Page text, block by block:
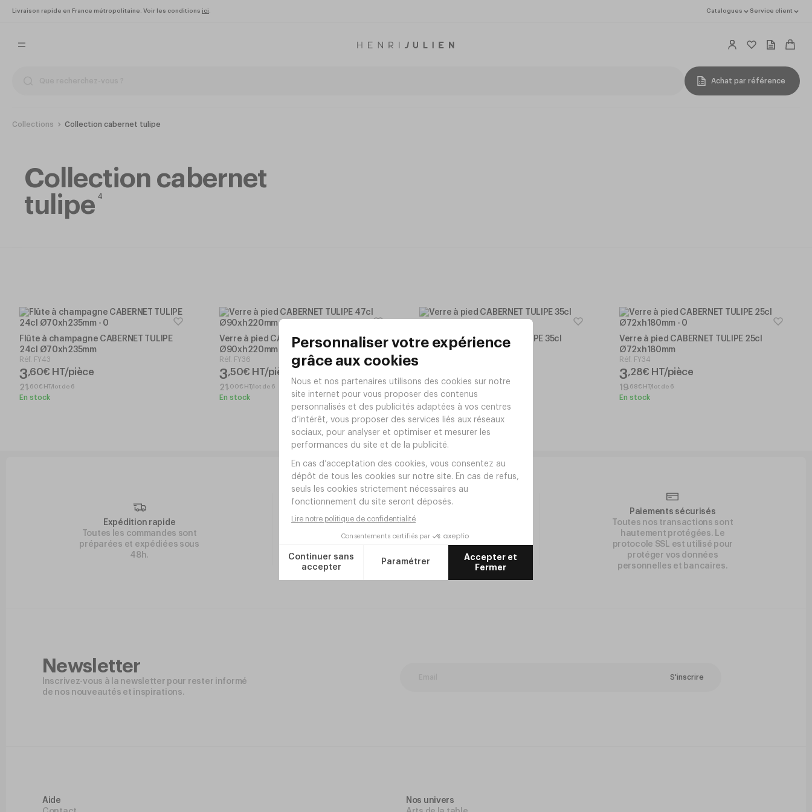
Livraison rapide en France métropolitaine. Voir les conditions ici . Catalogues Service client
Achat par référence
Collections Collection cabernet tulipe
Collection cabernet
tulipe 4
Flûte à champagne CABERNET TULIPE
24cl Ø70xh235mm
Réf. FY43
3,60€ HT/pièce
21 60€ HT/lot de 6
En stock
Verre à pied CABERNET TULIPE 47cl
Ø90xh220mm
Réf. FY36
3,50€ HT/pièce
21 00€ HT/lot de 6
En stock
Verre à pied CABERNET TULIPE 35cl
Ø81xh202mm
En stock
Verre à pied CABERNET TULIPE 25cl
Ø72xh180mm
Réf. FY34
3,28€ HT/pièce
19, 68€ HT/lot de 6
En stock
Expédition rapide
Toutes les commandes sont
préparées et expédiées sous
48h.
Livraison offerte dès 190€ HT
Livraison offerte pour toute
commande supérieure à
Paiements sécurisés
Toutes nos transactions sont
hautement protégées. Le
protocole SSL est utilisé pour
protéger vos données
personnelles et bancaires.
Newsletter
Inscrivez-vous à la newsletter pour rester informé
de nos nouveautés et inspirations.
S'inscrire
Aide
Nos univers